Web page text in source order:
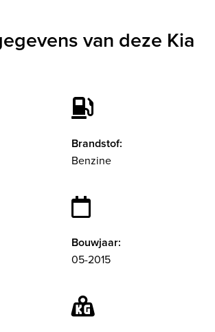
van deze Kia
Brandstof:
Benzine
Bouwjaar:
05-2015